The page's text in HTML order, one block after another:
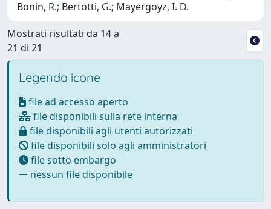
Bonin, R.; Bertotti, G.; Mayergoyz, I. D.
Mostrati risultati da 14 a
21 di 21
Legenda icone
file ad accesso aperto
file disponibili sulla rete interna
file disponibili agli utenti autorizzati
file disponibili solo agli amministratori
file sotto embargo
nessun file disponibile